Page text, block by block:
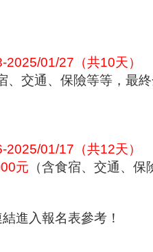
2025/01/27 （共10天）
、交通、保險等等，最
2025/01/17（共12天）
元 （含食宿、交通、
進入報名表參考！